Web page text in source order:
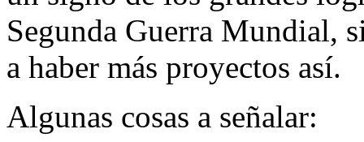
Segunda Guerra Mundial,
a haber más proyectos así.
Algunas cosas a señalar: